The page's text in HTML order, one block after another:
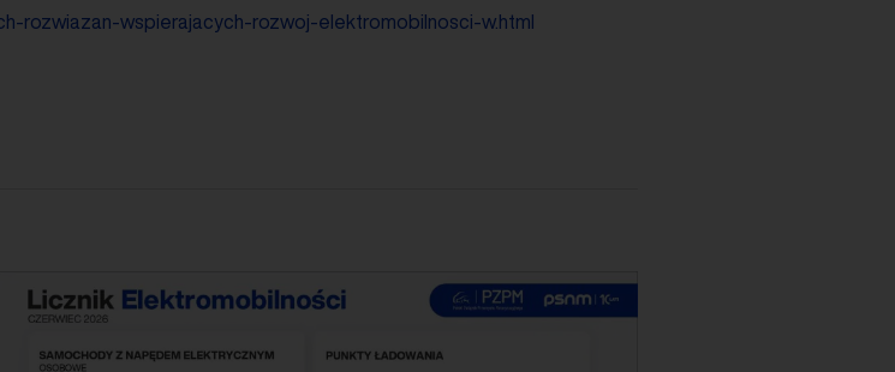
rozwiazan-wspierajacych-rozwoj-elektromobilnosci-w.html